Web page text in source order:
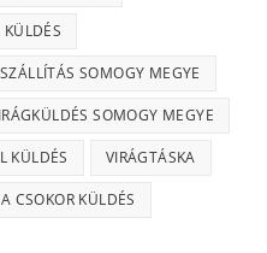
SOMOGY MEGYE
SOMOGY MEGYE
KÜLDÉS VIRÁGTÁSKA
CSOKOR KÜLDÉS